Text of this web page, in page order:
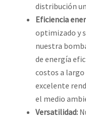
distribución
Eficiencia
optimizado y
nuestra
de energía
costos a largo
excelente
el medio
Versatilidad: